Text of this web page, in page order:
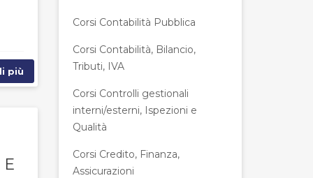
più
Corsi Contabilità Pubblica
Corsi Contabilità, Bilancio,
Tributi, IVA
Corsi Controlli gestionali
interni/esterni, Ispezioni e
Qualità
Corsi Credito, Finanza,
Assicurazioni